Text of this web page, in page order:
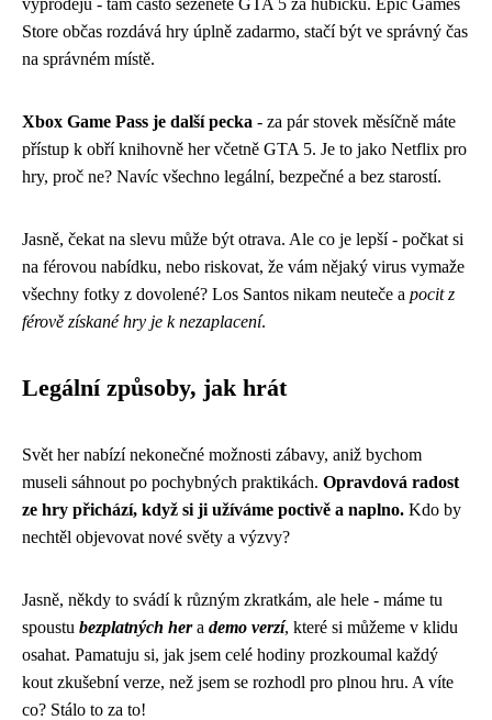
výprodejů - tam často seženete GTA 5 za hubičku. Epic Games
Store občas rozdává hry úplně zadarmo, stačí být ve správný čas
na správném místě.
Xbox Game Pass je další pecka - za pár stovek měsíčně máte
přístup k obří knihovně her včetně GTA 5. Je to jako Netflix pro
hry, proč ne? Navíc všechno legální, bezpečné a bez starostí.
Jasně, čekat na slevu může být otrava. Ale co je lepší - počkat si
na férovou nabídku, nebo riskovat, že vám nějaký virus vymaže
všechny fotky z dovolené? Los Santos nikam neuteče a pocit z
férově získané hry je k nezaplacení.
Legální způsoby, jak hrát
Svět her nabízí nekonečné možnosti zábavy, aniž bychom
museli sáhnout po pochybných praktikách. Opravdová radost
ze hry přichází, když si ji užíváme poctivě a naplno. Kdo by
nechtěl objevovat nové světy a výzvy?
Jasně, někdy to svádí k různým zkratkám, ale hele - máme tu
spoustu bezplatných hera demo verzí, které si můžeme v klidu
osahat. Pamatuju si, jak jsem celé hodiny prozkoumal každý
kout zkušební verze, než jsem se rozhodl pro plnou hru. A víte
co? Stálo to za to!